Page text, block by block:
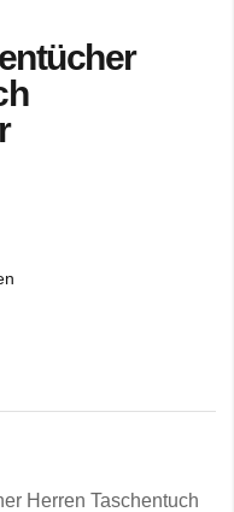
Herren Taschentuch